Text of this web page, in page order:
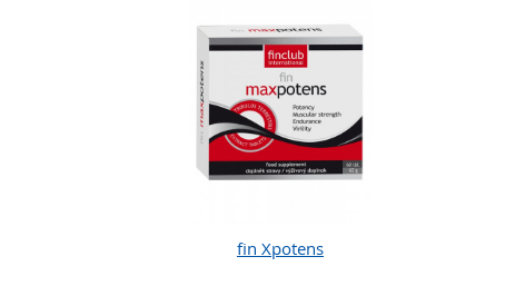
fin Xpotens